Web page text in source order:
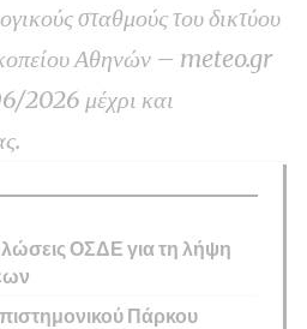
σταθμούς του δικτύου
Αθηνών – meteo.gr
2026 μέχρι και
ΟΣΔΕ για τη λήψη
Πάρκου